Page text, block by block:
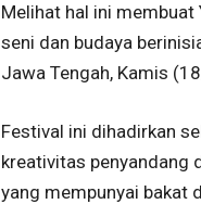
Melihat hal ini membuat
seni dan budaya
Jawa Tengah, Kamis
Festival ini dihadirkan
kreativitas penyandang
yang mempunyai bakat